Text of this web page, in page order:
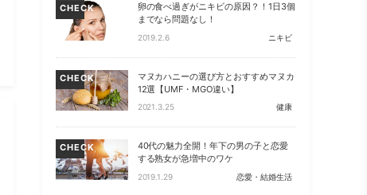
CHECK
卵の食べ過ぎがニキビの原因？！1日3個
までなら問題なし！
2019.2.6 ニキビ
CHECK
マヌカハニーの選び方とおすすめマヌカ
12選【UMF・MGO違い】
2021.3.25 健康
CHECK
40代の魅力全開！年下の男の子と恋愛
する熟女が急増中のワケ
2019.1.29 恋愛・結婚生活